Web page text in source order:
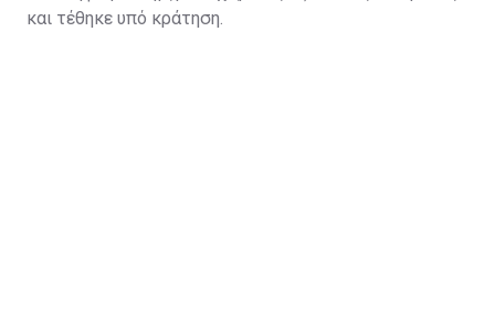
και τέθηκε υπό κράτηση.